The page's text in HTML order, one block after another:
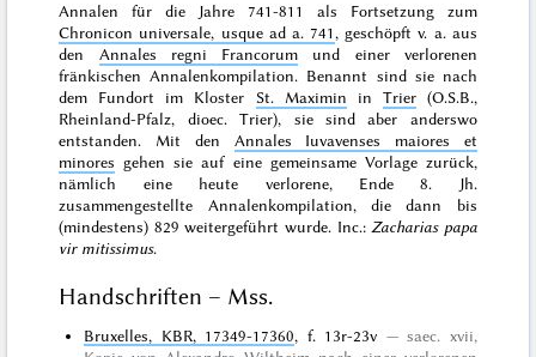
Annalen für die Jahre 741-811 als Fortsetzung zum
Chronicon universale, usque ad a. 741, geschöpft v. a. aus
den Annales regni Francorum und einer verlorenen
fränkischen Annalenkompilation. Benannt sind sie nach
dem Fundort im Kloster St. Maximin in Trier(O.S.B.,
Rheinland-Pfalz, dioec. Trier), sie sind aber anderswo
entstanden. Mit den Annales Iuvavenses maiores et
minores gehen sie auf eine gemeinsame Vorlage zurück,
nämlich eine heute verlorene, Ende 8. Jh.
zusammengestellte Annalenkompilation, die dann bis
(mindestens) 829 weitergeführt wurde. Inc.:Zacharias papa
vir mitissimus.
Handschriften – Mss.
Bruxelles, KBR, 17349-17360, f. 13r-23v
saec. xvii,